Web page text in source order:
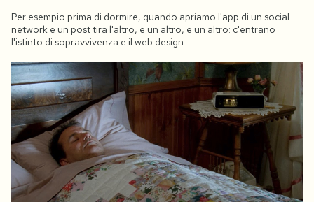
Per esempio prima di dormire, quando apriamo l'app di un social
network e un post tira l'altro, e un altro, e un altro: c'entrano
l'istinto di sopravvivenza e il web design